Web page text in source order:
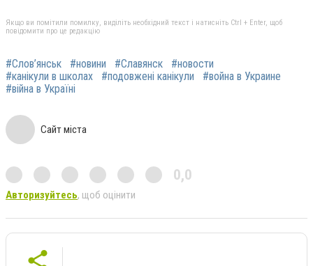
Якщо ви помітили помилку, виділіть необхідний текст і натисніть Ctrl + Enter, щоб
повідомити про це редакцію
#Слов’янськ #новини #Славянск
#новости
#канікули в школах
#подовжені канікули
#война в Украине
#війна в Україні
Сайт міста
0,0
Авторизуйтесь, щоб оцінити